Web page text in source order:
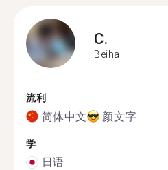
C.
Beihai
流利
简体中文 颜文字
学
日语